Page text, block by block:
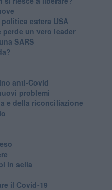
estera USA
un vero leader
SARS
anti-Covid
problemi
e della riconciliazione
in sella
il Covid-19